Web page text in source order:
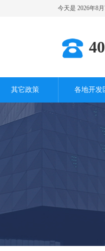
今天是 2026年8
其它政策 各地开发
其它城